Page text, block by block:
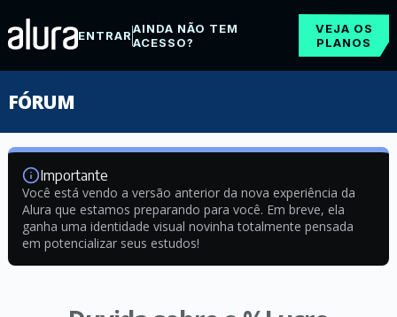
ENTRARAINDA NÃO TEM
ACESSO?
VEJA OS
PLANOS
FÓRUM
Importante
Você está vendo a versão anterior da nova experiência da
Alura que estamos preparando para você. Em breve, ela
ganha uma identidade visual novinha totalmente pensada
em potencializar seus estudos!